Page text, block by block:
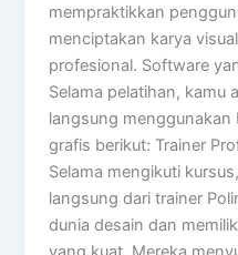
mempraktikkan
menciptakan karya
profesional. Software
Selama pelatihan, kamu
langsung
grafis berikut: Trainer
Selama mengikuti
langsung dari trainer
dunia desain dan